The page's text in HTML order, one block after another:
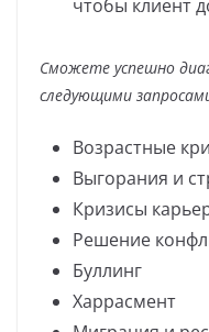
чтобы клиент
Сможете успешно
следующими
Возрастные
Выгорания и
Кризисы
Решение
Буллинг
Харрасмент